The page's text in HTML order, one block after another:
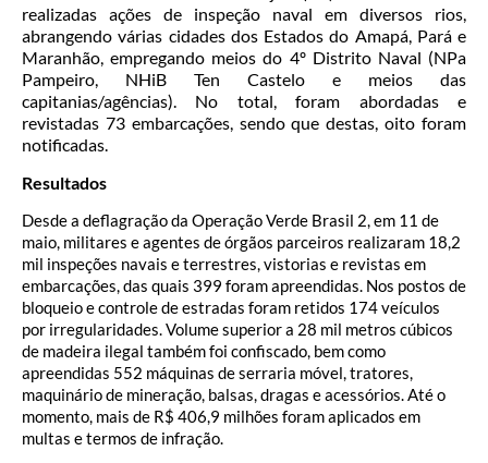
realizadas ações de inspeção naval em diversos rios,
abrangendo várias cidades dos Estados do Amapá, Pará e
Maranhão, empregando meios do 4º Distrito Naval (NPa
Pampeiro, NHiB Ten Castelo e meios das
capitanias/agências). No total, foram abordadas e
revistadas 73 embarcações, sendo que destas, oito foram
notificadas.
Resultados
Desde a deflagração da Operação Verde Brasil 2, em 11 de
maio, militares e agentes de órgãos parceiros realizaram 18,2
mil inspeções navais e terrestres, vistorias e revistas em
embarcações, das quais 399 foram apreendidas. Nos postos de
bloqueio e controle de estradas foram retidos 174 veículos
por irregularidades. Volume superior a 28 mil metros cúbicos
de madeira ilegal também foi confiscado, bem como
apreendidas 552 máquinas de serraria móvel, tratores,
maquinário de mineração, balsas, dragas e acessórios. Até o
momento, mais de R$ 406,9 milhões foram aplicados em
multas e termos de infração.